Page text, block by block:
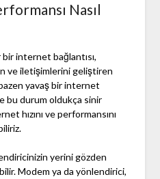
Nasıl
bir internet bağlantısı,
ve iletişimlerini geliştiren
yavaş bir internet
bu durum oldukça sinir
hızını ve performansını
yerini gözden
Modem ya da yönlendirici,